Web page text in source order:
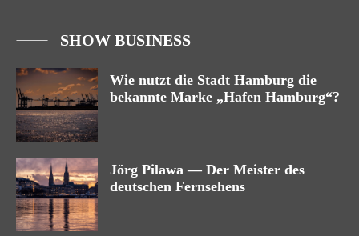
SHOW BUSINESS
Wie nutzt die Stadt Hamburg die
bekannte Marke „Hafen Hamburg“?
Jörg Pilawa — Der Meister des
deutschen Fernsehens